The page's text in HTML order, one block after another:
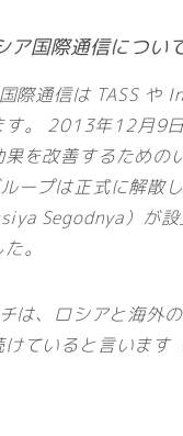
ア国際通信につい
際通信は TASS
す。 2013年12月9
果を改善するための
ープは正式に解散
Segodnya）が
。
は、ロシアと海外
ていると言います